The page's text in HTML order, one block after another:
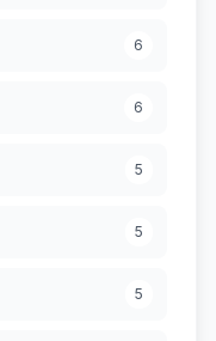
6
6
5
5
5